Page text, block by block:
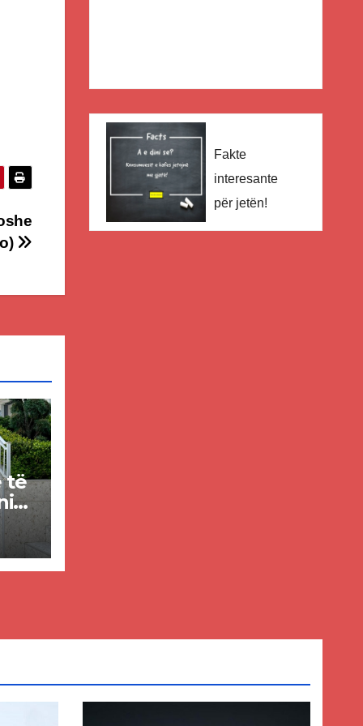
të
Fakte
interesante
për jetën!